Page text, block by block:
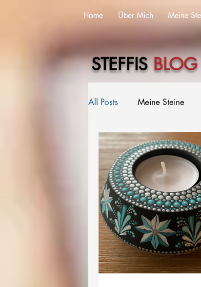
Home Über Mich Meine
STEFFISBLOG
All Posts Meine Steine